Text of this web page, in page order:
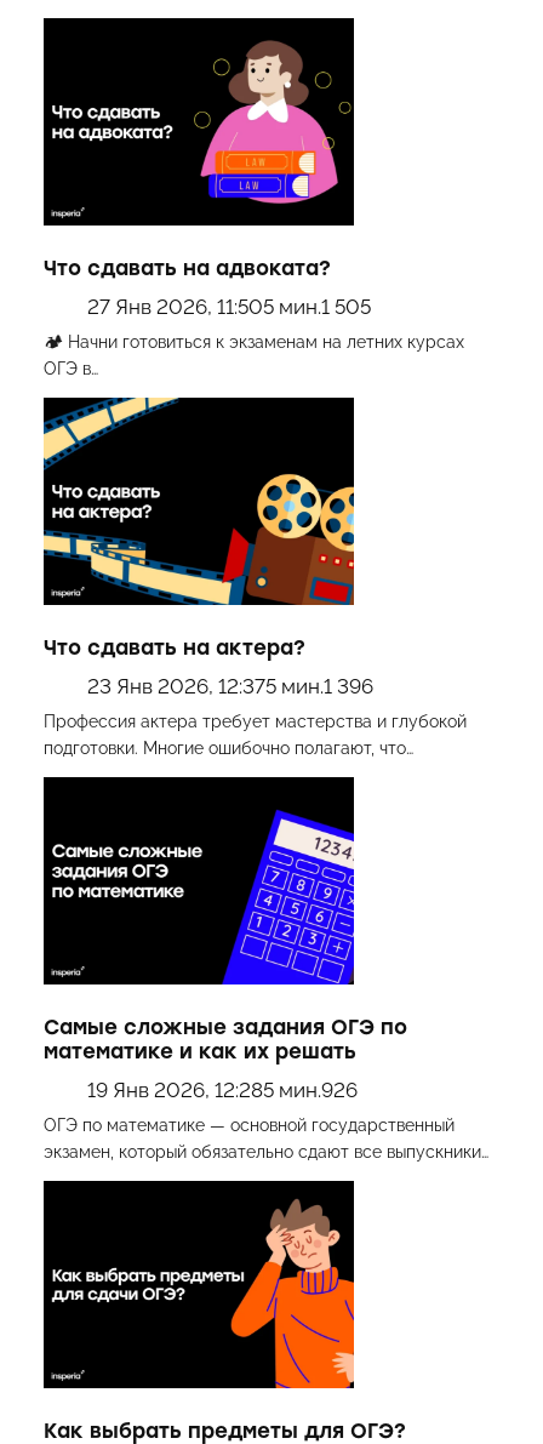
Что сдавать на адвоката?
27 Янв 2026, 11:505 мин.1 505
🏕 Начни готовиться к экзаменам на летних курсах
ОГЭ в…
Что сдавать на актера?
23 Янв 2026, 12:375 мин.1 396
Профессия актера требует мастерства и глубокой
подготовки. Многие ошибочно полагают, что…
Самые сложные задания ОГЭ по
математике и как их решать
19 Янв 2026, 12:285 мин.926
ОГЭ по математике — основной государственный
экзамен, который обязательно сдают все выпускники…
Как выбрать предметы для ОГЭ?